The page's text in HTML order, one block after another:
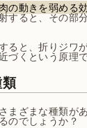
の動きを弱める
すると、その部
ると、折りジワ
づくという原理
まざまな種類が
のでしょうか？